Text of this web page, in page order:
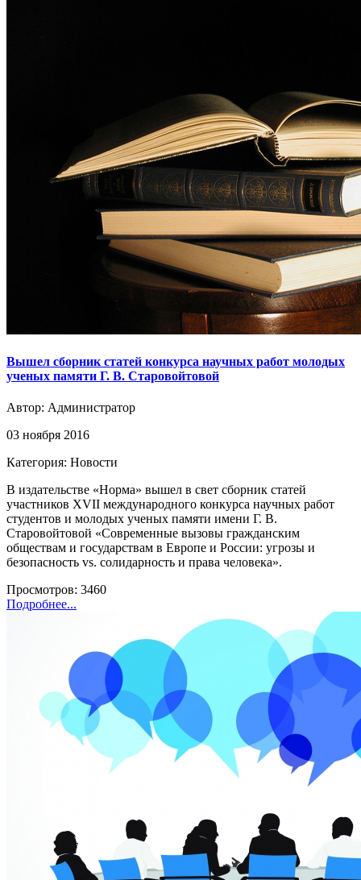
Вышел сборник статей конкурса научных работ молодых
ученых памяти Г. В. Старовойтовой
Автор: Администратор
03 ноября 2016
Категория: Новости
В издательстве «Норма» вышел в свет сборник статей
участников XVII международного конкурса научных работ
студентов и молодых ученых памяти имени Г. В.
Старовойтовой «Современные вызовы гражданским
обществам и государствам в Европе и России: угрозы и
безопасность vs. солидарность и права человека».
Просмотров: 3460
Подробнее...